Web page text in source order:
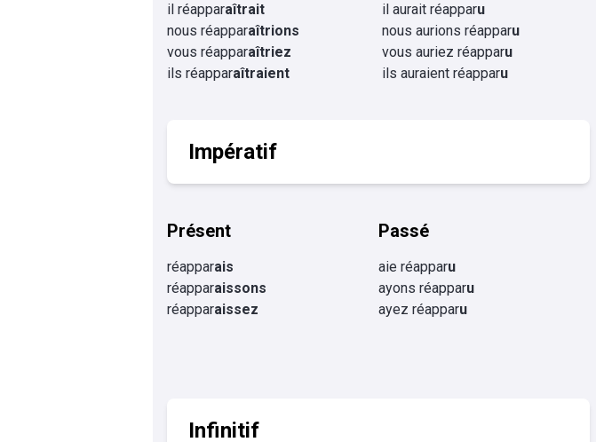
il réapparaîtrait
nous réapparaîtrions
vous réapparaîtriez
ils réapparaîtraient
il aurait réapparu
nous aurions réapparu
vous auriez réapparu
ils auraient réapparu
Impératif
Présent
réapparais
réapparaissons
réapparaissez
Passé
aie réapparu
ayons réapparu
ayez réapparu
Infinitif